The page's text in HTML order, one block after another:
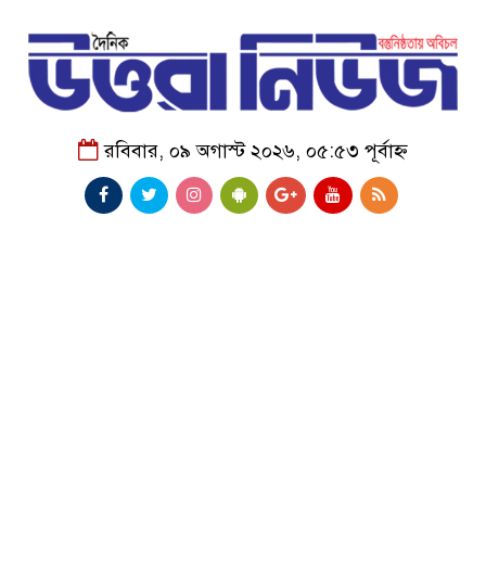
রবিবার, ০৯ অগাস্ট ২০২৬, ০৫:৫৩ পূর্বাহ্ন